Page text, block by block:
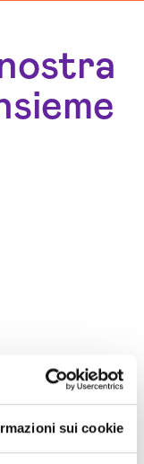
sui cookie